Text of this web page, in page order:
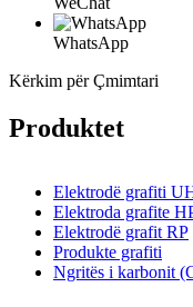
WhatsApp
Kërkim për Çmimtari
Produktet
Elektrodë grafiti
Elektroda grafite
Elektrodë grafit RP
Produkte grafiti
Ngritës i karbonit